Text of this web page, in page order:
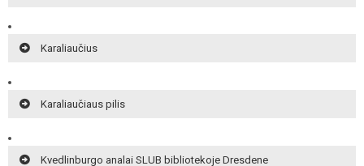
Karaliaučius
Karaliaučiaus pilis
Kvedlinburgo analai SLUB bibliotekoje Dresdene